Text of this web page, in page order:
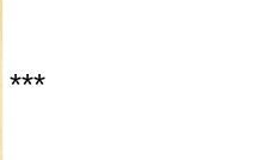
***